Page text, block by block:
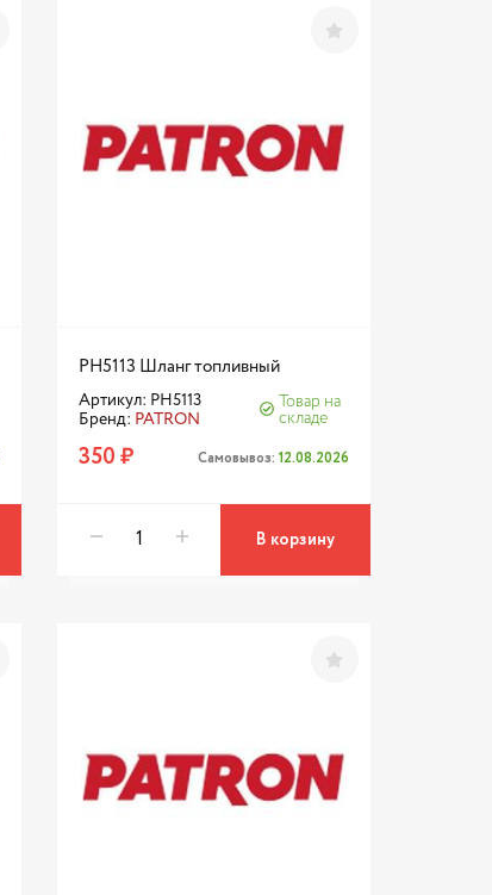
PH5113 Шланг топливный
Артикул: PH5113
Бренд: PATRON
Товар на
складе
350 ₽ Самовывоз: 12.08.2026
В корзину